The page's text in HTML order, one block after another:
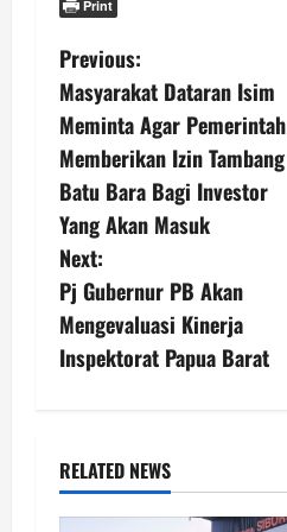
Print
P
o
s
t
n
a
v
g
a
Previous:
Masyarakat Dataran Isim
Meminta Agar Pemerintah
Memberikan Izin Tambang
Batu Bara Bagi Investor
Yang Akan Masuk
Next:
Pj Gubernur PB Akan
Mengevaluasi Kinerja
Inspektorat Papua Barat
RELATED NEWS